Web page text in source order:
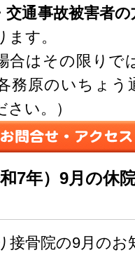
交通事故被害者の
す。
合はその限りで
務原のいちょう
い。）
7年）9月の休
接骨院の9月のお